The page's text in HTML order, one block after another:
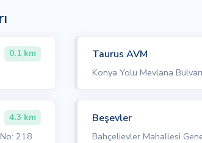
0.1 km Taurus AVM
Konya Yolu Mevlana
4.3 km
218
Beşevler
Bahçelievler Mahallesi